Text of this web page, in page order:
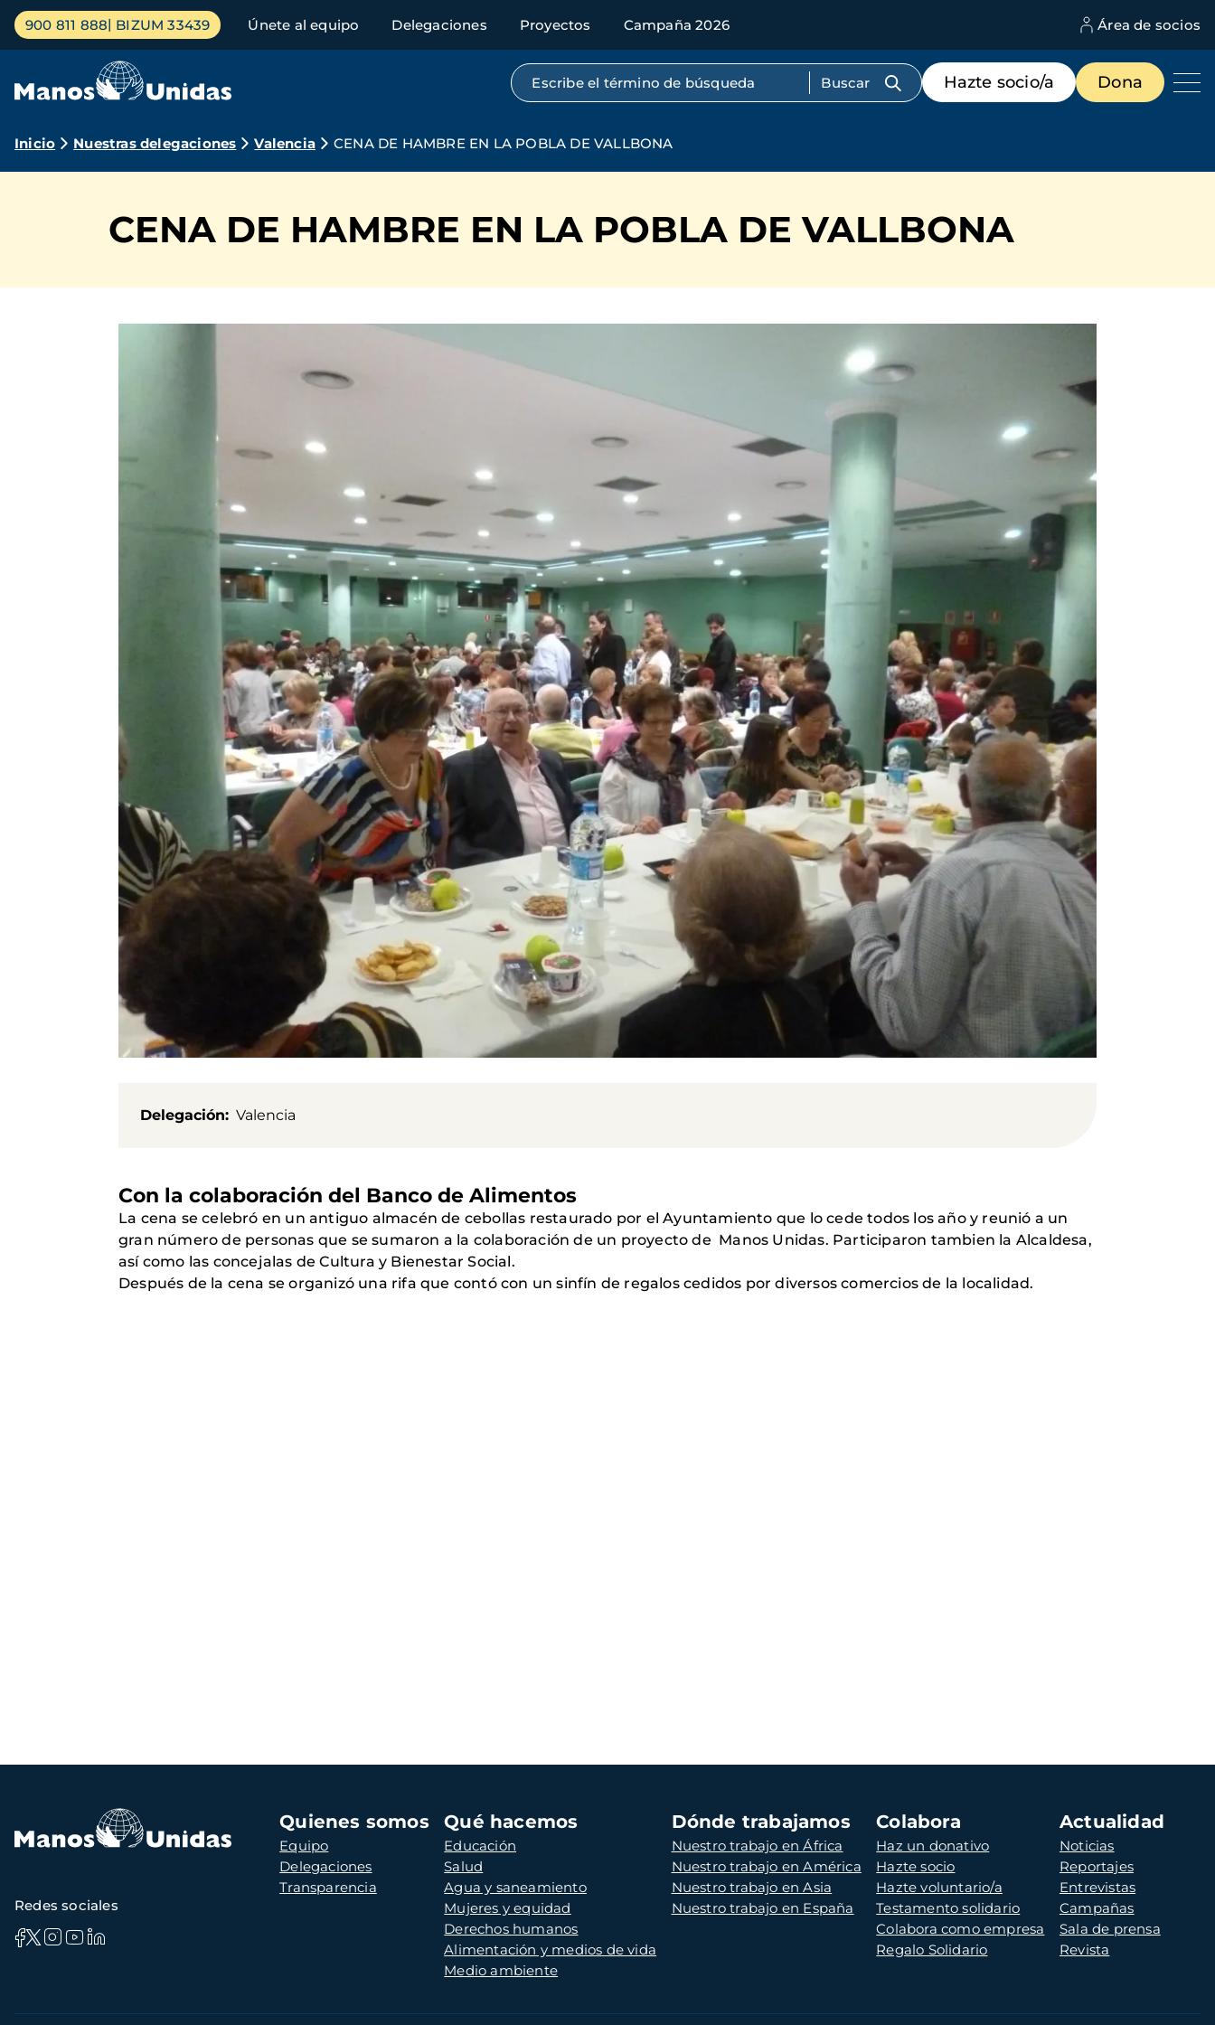
Pasar
contenido
Menú
principal
900 811 888 BIZUM 33439 Únete al equipo Delegaciones Proyectos Campaña 2026 Área de socios
Búsqueda por texto completo
Menú
de
destacados
Hazte socio/a Dona
Ruta
navegación
Inicio Nuestras delegaciones Valencia CENA DE HAMBRE EN LA POBLA DE VALLBONA
CENA DE HAMBRE EN LA POBLA DE VALLBONA
Delegación Valencia
Con la colaboración del Banco de Alimentos
La cena se celebró en un antiguo almacén de cebollas restaurado por el Ayuntamiento que lo cede todos los año y reunió a un
gran número de personas que se sumaron a la colaboración de un proyecto de Manos Unidas. Participaron tambien la Alcaldesa,
así como las concejalas de Cultura y Bienestar Social.
Después de la cena se organizó una rifa que contó con un sinfín de regalos cedidos por diversos comercios de la localidad.
Navegación
principal
Quienes somos
Equipo
Delegaciones
Transparencia
Qué hacemos
Educación
Salud
Agua y saneamiento
Mujeres y equidad
Derechos humanos
Alimentación y medios de vida
Medio ambiente
Dónde trabajamos
Nuestro trabajo en África
Nuestro trabajo en América
Nuestro trabajo en Asia
Nuestro trabajo en España
Colabora
Haz un donativo
Hazte socio
Hazte voluntario/a
Testamento solidario
Colabora como empresa
Regalo Solidario
Actualidad
Noticias
Reportajes
Entrevistas
Campañas
Sala de prensa
Revista
Redes sociales